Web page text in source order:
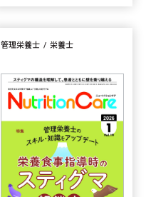
管理栄養士 栄養士